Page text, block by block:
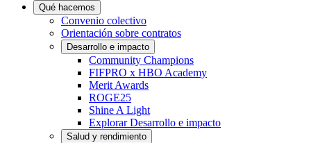
Qué hacemos
Convenio colectivo
Orientación sobre contratos
Desarrollo e impacto
Community Champions
FIFPRO x HBO Academy
Merit Awards
ROGE25
Shine A Light
Explorar Desarrollo e impacto
Salud y rendimiento